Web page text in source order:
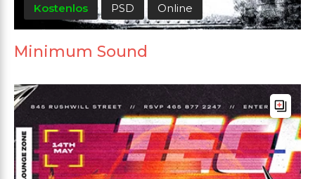
Kostenlos PSD Online
Minimum Sound